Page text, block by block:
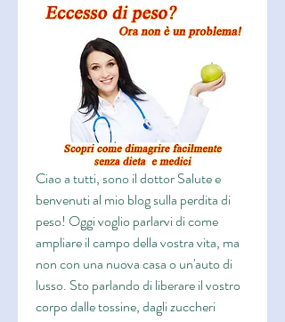
Ciao a tutti, sono il dottor Salute e
benvenuti al mio blog sulla perdita di
peso! Oggi voglio parlarvi di come
ampliare il campo della vostra vita, ma
non con una nuova casa o un'auto di
lusso. Sto parlando di liberare il vostro
corpo dalle tossine, dagli zuccheri